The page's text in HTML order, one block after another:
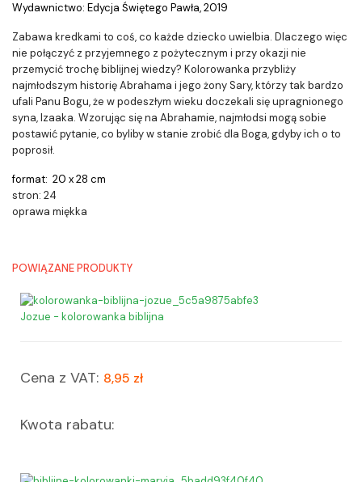
Wydawnictwo: Edycja Świętego Pawła, 2019
Zabawa kredkami to coś, co każde dziecko uwielbia. Dlaczego więc
nie połączyć z przyjemnego z pożytecznym i przy okazji nie
przemycić trochę biblijnej wiedzy? Kolorowanka przybliży
najmłodszym historię Abrahama i jego żony Sary, którzy tak bardzo
ufali Panu Bogu, że w podeszłym wieku doczekali się upragnionego
syna, Izaaka. Wzorując się na Abrahamie, najmłodsi mogą sobie
postawić pytanie, co byliby w stanie zrobić dla Boga, gdyby ich o to
poprosił.
format: 20 x 28 cm
stron: 24
oprawa miękka
POWIĄZANE PRODUKTY
Jozue - kolorowanka biblijna
Cena z VAT: 8,95 zł
Kwota rabatu: